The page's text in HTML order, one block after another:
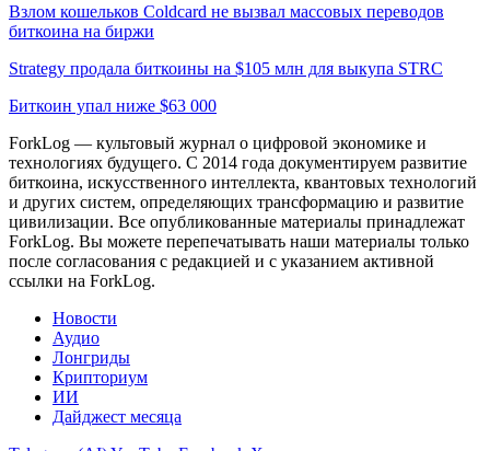
Взлом кошельков Coldcard не вызвал массовых переводов
биткоина на биржи
Strategy продала биткоины на $105 млн для выкупа STRC
Биткоин упал ниже $63 000
ForkLog — культовый журнал о цифровой экономике и
технологиях будущего. С 2014 года документируем развитие
биткоина, искусственного интеллекта, квантовых технологий
и других систем, определяющих трансформацию и развитие
цивилизации. Все опубликованные материалы принадлежат
ForkLog. Вы можете перепечатывать наши материалы только
после согласования с редакцией и с указанием активной
ссылки на ForkLog.
Новости
Аудио
Лонгриды
Крипториум
ИИ
Дайджест месяца